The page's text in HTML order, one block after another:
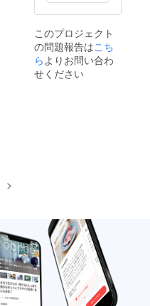
このプロジェクト
の問題報告はこち
らよりお問い合わ
せください
>